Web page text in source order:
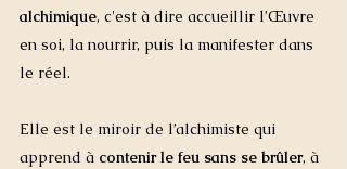
alchimique, c'est à dire accueillir l’Œuvre
en soi, la nourrir, puis la manifester dans
le réel.
Elle est le miroir de l’alchimiste qui
apprend à contenir le feu sans se brûler, à